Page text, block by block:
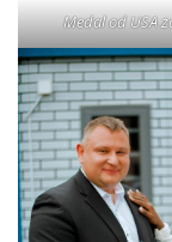
Medal od USA